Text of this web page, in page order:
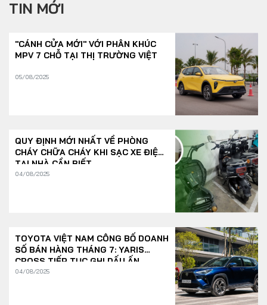
TIN MỚI
"CÁNH CỬA MỚI" VỚI PHÂN KHÚC
MPV 7 CHỖ TẠI THỊ TRƯỜNG VIỆT
05/08/2025
QUY ĐỊNH MỚI NHẤT VỀ PHÒNG
CHÁY CHỮA CHÁY KHI SẠC XE ĐIỆN
TẠI NHÀ CẦN BIẾT
04/08/2025
TOYOTA VIỆT NAM CÔNG BỐ DOANH
SỐ BÁN HÀNG THÁNG 7: YARIS
CROSS TIẾP TỤC GHI DẤU ẤN
04/08/2025